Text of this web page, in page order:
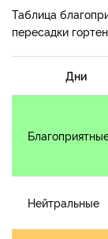
Таблица
пересадки
Дни
Нейтральные